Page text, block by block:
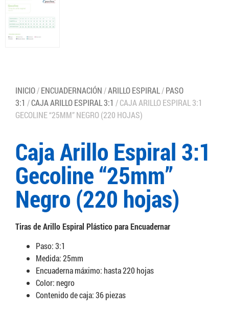
INICIO/ENCUADERNACIÓN /ARILLO ESPIRAL/PASO
3:1 /CAJA ARILLO ESPIRAL 3:1 / CAJA ARILLO ESPIRAL 3:1
GECOLINE “25MM” NEGRO (220 HOJAS)
Caja Arillo Espiral 3:1
Gecoline “25mm”
Negro (220 hojas)
Tiras de Arillo Espiral Plástico para Encuadernar
Paso: 3:1
Medida: 25mm
Encuaderna máximo: hasta 220 hojas
Color: negro
Contenido de caja: 36 piezas